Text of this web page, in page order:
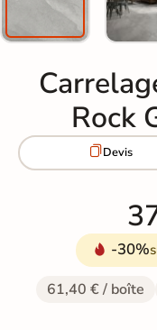
Rock
Devis
-30%
61,40 € / boîte